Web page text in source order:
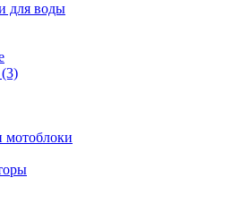
для воды
мотоблоки